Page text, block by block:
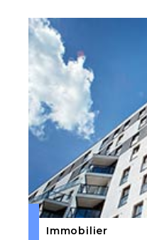
Immobilier